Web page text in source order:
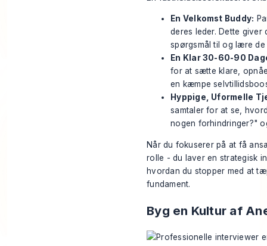
En Velkomst Buddy:
deres leder. Dette giver
spørgsmål til og lære de
En Klar 30-60-90
for at sætte klare,
en kæmpe
Hyppige, Uformelle
samtaler for at se,
nogen forhindringer?"
Når du fokuserer på at få
rolle - du laver en strategisk
hvordan du stopper med at
fundament.
Byg en Kultur af